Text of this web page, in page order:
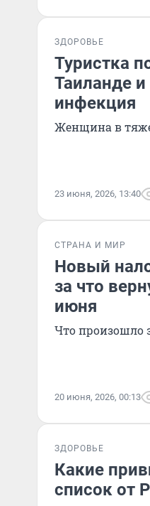
ЗДОРОВЬЕ
Туристка
Таиланде
инфекция
Женщина в
23 июня, 2026, 13:40
СТРАНА И МИР
Новый
за что
июня
Что произошло
20 июня, 2026, 00:13
ЗДОРОВЬЕ
Какие
список от